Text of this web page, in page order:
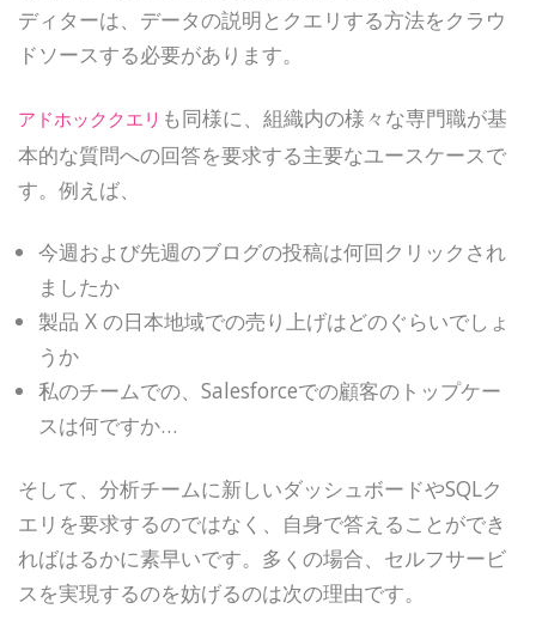
ディターは、データの説明とクエリする方法をクラウ
ドソースする必要があります。
アドホッククエリ も同様に、組織内の様々な専門職が基
本的な質問への回答を要求する主要なユースケースで
す。例えば、
今週および先週のブログの投稿は何回クリックされ
ましたか
製品 X の日本地域での売り上げはどのぐらいでしょ
うか
私のチームでの、Salesforceでの顧客のトップケー
スは何ですか…
そして、分析チームに新しいダッシュボードやSQLク
エリを要求するのではなく、自身で答えることができ
ればはるかに素早いです。多くの場合、セルフサービ
スを実現するのを妨げるのは次の理由です。